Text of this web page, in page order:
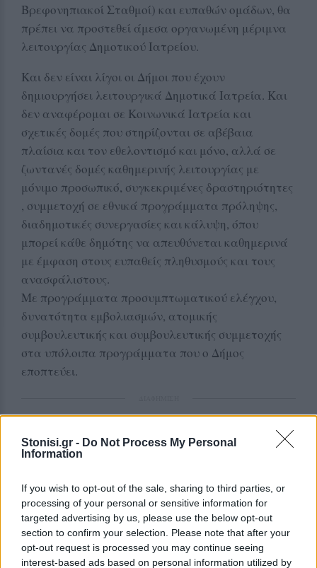
Stonisi.gr - Do Not Process My Personal
Information
If you wish to opt-out of the sale, sharing to third parties, or
processing of your personal or sensitive information for
targeted advertising by us, please use the below opt-out
section to confirm your selection. Please note that after your
opt-out request is processed you may continue seeing
interest-based ads based on personal information utilized by
Βρεφονηπιακοί Σταθμοί) και ευπαθών ομάδων, θα
πρέπει να προστεθεί άμεσα οργανωμένη μέριμνα
λειτουργίας Δημοτικού Ιατρείου.
Και δεν είναι λίγοι οι Δήμοι που έχουν
δημιουργήσει λειτουργικά Δημοτικά Ιατρεία. Και
δεν αναφέρομαι σε Κοινωνικά Ιατρεία και
σχετικές δομές που στηρίζονται σε αβέβαια
πλαίσια και τον εθελοντισμό και μόνο, αλλά σε
ζωντανές δομές καθημερινής λειτουργίας με
μόνιμο προσωπικό, συγκεκριμένες δραστηριότητες
, συμμετοχή σε εθνικά προγράμματα πρόληψης,
διαδημοτικές συνεργασίες και κάλυψη, όπου
μπορεί κάθε δημότης να απευθύνεται καθημερινά
με έμφαση στους ευπαθείς πληθυσμούς και τους
ανασφάλιστους.
Με προγράμματα προσυμπτωματικού ελέγχου,
δυνατότητα εμβολιασμών, ατομικής
συμβουλευτικής και συμβουλευτικής συμμετοχής
στα υπόλοιπα προγράμματα που ο Δήμος
εποπτεύει.